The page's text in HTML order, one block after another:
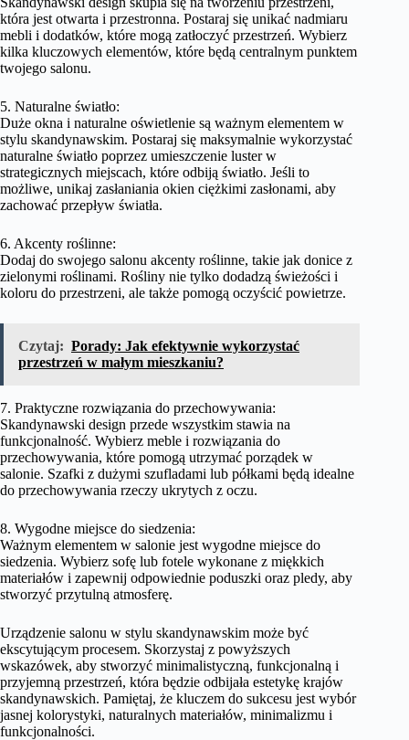
która jest otwarta i przestronna. Postaraj się unikać nadmiaru
mebli i dodatków, które mogą zatłoczyć przestrzeń. Wybierz
kilka kluczowych elementów, które będą centralnym punktem
twojego salonu.
5. Naturalne światło:
Duże okna i naturalne oświetlenie są ważnym elementem w
stylu skandynawskim. Postaraj się maksymalnie wykorzystać
naturalne światło poprzez umieszczenie luster w
strategicznych miejscach, które odbiją światło. Jeśli to
możliwe, unikaj zasłaniania okien ciężkimi zasłonami, aby
zachować przepływ światła.
6. Akcenty roślinne:
Dodaj do swojego salonu akcenty roślinne, takie jak donice z
zielonymi roślinami. Rośliny nie tylko dodadzą świeżości i
koloru do przestrzeni, ale także pomogą oczyścić powietrze.
Czytaj: Porady: Jak efektywnie wykorzystać
przestrzeń w małym mieszkaniu?
7. Praktyczne rozwiązania do przechowywania:
Skandynawski design przede wszystkim stawia na
funkcjonalność. Wybierz meble i rozwiązania do
przechowywania, które pomogą utrzymać porządek w
salonie. Szafki z dużymi szufladami lub półkami będą idealne
do przechowywania rzeczy ukrytych z oczu.
8. Wygodne miejsce do siedzenia:
Ważnym elementem w salonie jest wygodne miejsce do
siedzenia. Wybierz sofę lub fotele wykonane z miękkich
materiałów i zapewnij odpowiednie poduszki oraz pledy, aby
stworzyć przytulną atmosferę.
Urządzenie salonu w stylu skandynawskim może być
ekscytującym procesem. Skorzystaj z powyższych
wskazówek, aby stworzyć minimalistyczną, funkcjonalną i
przyjemną przestrzeń, która będzie odbijała estetykę krajów
skandynawskich. Pamiętaj, że kluczem do sukcesu jest wybór
jasnej kolorystyki, naturalnych materiałów, minimalizmu i
funkcjonalności.